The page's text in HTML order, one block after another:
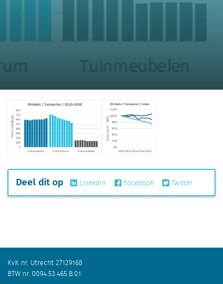
Deel dit op Linkedin Facebook Twitter
KvK nr. Utrecht 27129168
BTW nr. 0094.53.465.B.01